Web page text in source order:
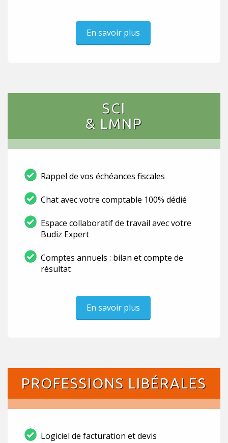
En savoir plus
SCI
& LMNP
Rappel de vos échéances fiscales
Chat avec votre comptable 100% dédié
Espace collaboratif de travail avec votre
Budiz Expert
Comptes annuels : bilan et compte de
résultat
En savoir plus
PROFESSIONS LIBÉRALES
Logiciel de facturation et devis